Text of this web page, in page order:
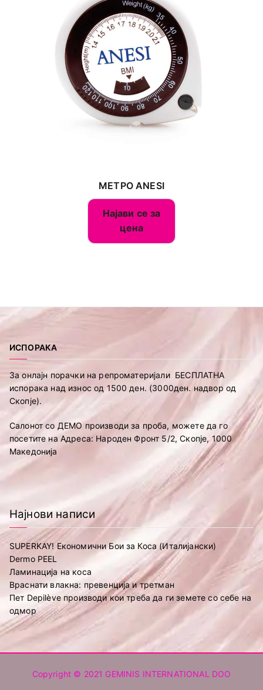
МЕТРО ANESI
Најави се за
цена
ИСПОРАКА
За онлајн порачки на репроматеријали БЕСПЛАТНА
испорака над износ од 1500 ден. (3000ден. надвор од
Скопје).
Салонот со ДЕМО производи за проба, можете да го
посетите на Адреса: Народен Фронт 5/2, Скопје, 1000
Македонија
Најнови написи
SUPERKAY! Економични Бои за Коса (Италијански)
Dermo PEEL
Ламинација на коса
Враснати влакна: превенција и третман
Пет Depilève производи кои треба да ги земете со себе на
одмор
Copyright © 2021 GEMINIS INTERNATIONAL DOO